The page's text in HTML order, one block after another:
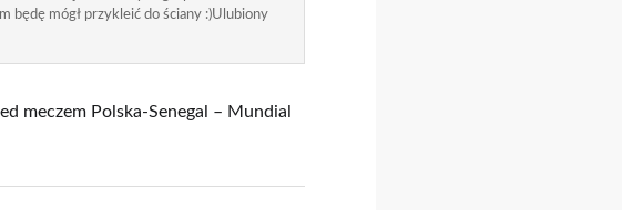
będę mógł przykleić do ściany :)Ulubiony
meczem Polska-Senegal – Mundial